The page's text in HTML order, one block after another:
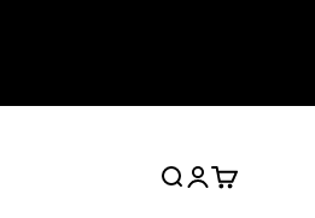
検索ログイン
カート